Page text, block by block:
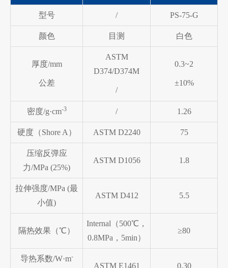
型号 / PS-75-G
颜色 目测 白色
厚度/mm
公差
ASTM
D374/D374M
/
0.3~2
±10%
密度/g·cm-3 / 1.26
硬度（Shore A） ASTM D2240 75
压缩反弹应
力/MPa (25%)
ASTM D1056 1.8
拉伸强度/MPa (最
小值)
ASTM D412 5.5
隔热效果（℃）
Internal（500℃，
0.8MPa，5min）
≥80
导热系数/W·m-
ASTM E1461 0.30